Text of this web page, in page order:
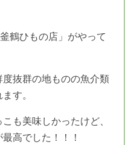
鶴ひもの店」がやって
抜群の地ものの魚介類
す。
も美味しかったけど、
高でした！！！